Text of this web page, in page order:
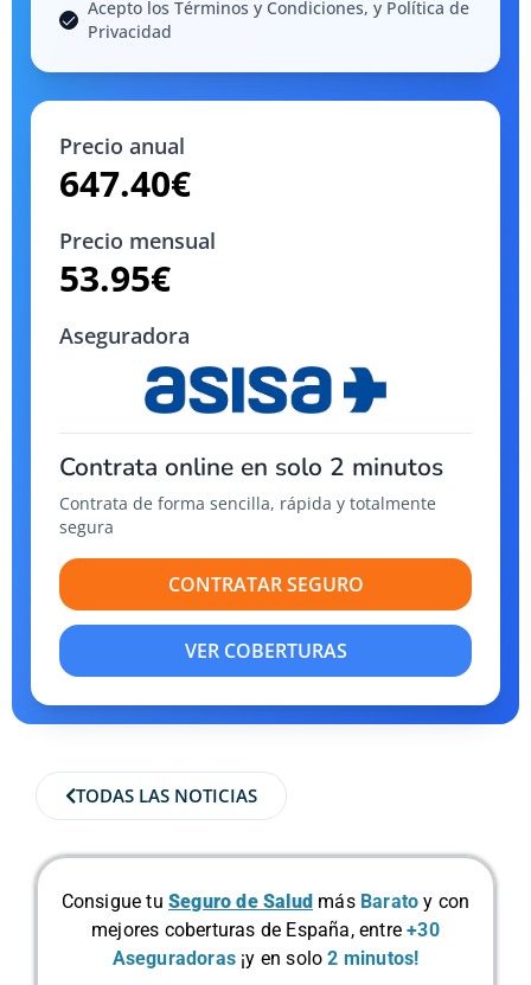
Acepto los Términos y Condiciones, y Política de
Privacidad
Precio anual
647.40€
Precio mensual
53.95€
Aseguradora
Contrata online en solo 2 minutos
Contrata de forma sencilla, rápida y totalmente
segura
CONTRATAR SEGURO
VER COBERTURAS
TODAS LAS NOTICIAS
Consigue tu Seguro de Salud más Barato y con
mejores coberturas de España, entre+30
Aseguradoras ¡y en solo2 minutos!